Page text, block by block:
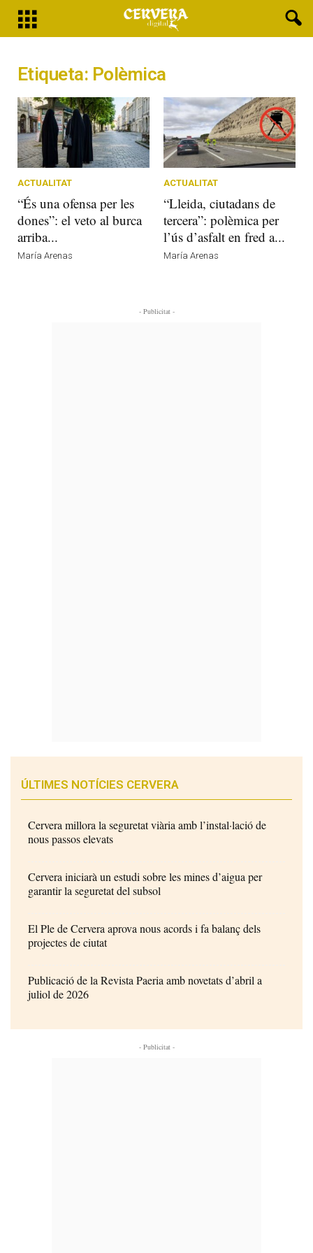
Etiqueta: Polèmica
ACTUALITAT
“És una ofensa per les
dones”: el veto al burca
arriba...
María Arenas
ACTUALITAT
“Lleida, ciutadans de
tercera”: polèmica per
l’ús d’asfalt en fred a...
María Arenas
- Publicitat -
ÚLTIMES NOTÍCIES CERVERA
Cervera millora la seguretat viària amb l’instal·lació de
nous passos elevats
Cervera iniciarà un estudi sobre les mines d’aigua per
garantir la seguretat del subsol
El Ple de Cervera aprova nous acords i fa balanç dels
projectes de ciutat
Publicació de la Revista Paeria amb novetats d’abril a
juliol de 2026
- Publicitat -